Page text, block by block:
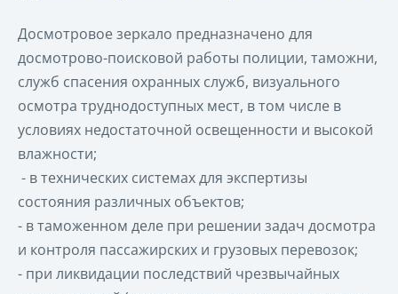
Досмотровое зеркало предназначено для
досмотрово-поисковой работы полиции, таможни,
служб спасения охранных служб, визуального
осмотра труднодоступных мест, в том числе в
условиях недостаточной освещенности и высокой
влажности;
- в технических системах для экспертизы
состояния различных объектов;
- в таможенном деле при решении задач досмотра
и контроля пассажирских и грузовых перевозок;
- при ликвидации последствий чрезвычайных